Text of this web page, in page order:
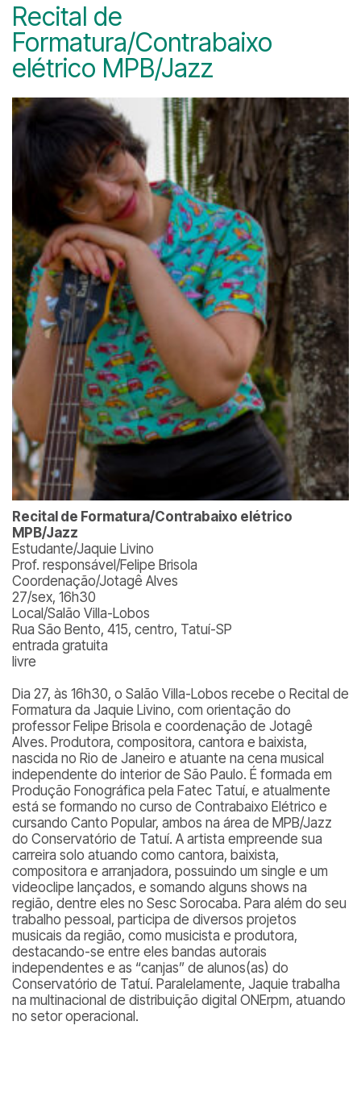
Recital de
Formatura/Contrabaixo
elétrico MPB/Jazz
Recital de Formatura/Contrabaixo elétrico
MPB/Jazz
Estudante/Jaquie Livino
Prof. responsável/Felipe Brisola
Coordenação/Jotagê Alves
27/sex, 16h30
Local/Salão Villa-Lobos
Rua São Bento, 415, centro, Tatuí-SP
entrada gratuita
livre
Dia 27, às 16h30, o Salão Villa-Lobos recebe o Recital de
Formatura da Jaquie Livino, com orientação do
professor Felipe Brisola e coordenação de Jotagê
Alves. Produtora, compositora, cantora e baixista,
nascida no Rio de Janeiro e atuante na cena musical
independente do interior de São Paulo. É formada em
Produção Fonográfica pela Fatec Tatuí, e atualmente
está se formando no curso de Contrabaixo Elétrico e
cursando Canto Popular, ambos na área de MPB/Jazz
do Conservatório de Tatuí. A artista empreende sua
carreira solo atuando como cantora, baixista,
compositora e arranjadora, possuindo um single e um
videoclipe lançados, e somando alguns shows na
região, dentre eles no Sesc Sorocaba. Para além do seu
trabalho pessoal, participa de diversos projetos
musicais da região, como musicista e produtora,
destacando-se entre eles bandas autorais
independentes e as “canjas” de alunos(as) do
Conservatório de Tatuí. Paralelamente, Jaquie trabalha
na multinacional de distribuição digital ONErpm, atuando
no setor operacional.